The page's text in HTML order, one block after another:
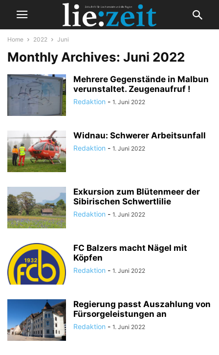
Home 2022 Juni
Monthly Archives: Juni 2022
Mehrere Gegenstände in Malbun
verunstaltet. Zeugenaufruf !
Redaktion - 1. Juni 2022
Widnau: Schwerer Arbeitsunfall
Redaktion - 1. Juni 2022
Exkursion zum Blütenmeer der
Sibirischen Schwertlilie
Redaktion - 1. Juni 2022
FC Balzers macht Nägel mit
Köpfen
Redaktion - 1. Juni 2022
Regierung passt Auszahlung von
Fürsorgeleistungen an
Redaktion - 1. Juni 2022